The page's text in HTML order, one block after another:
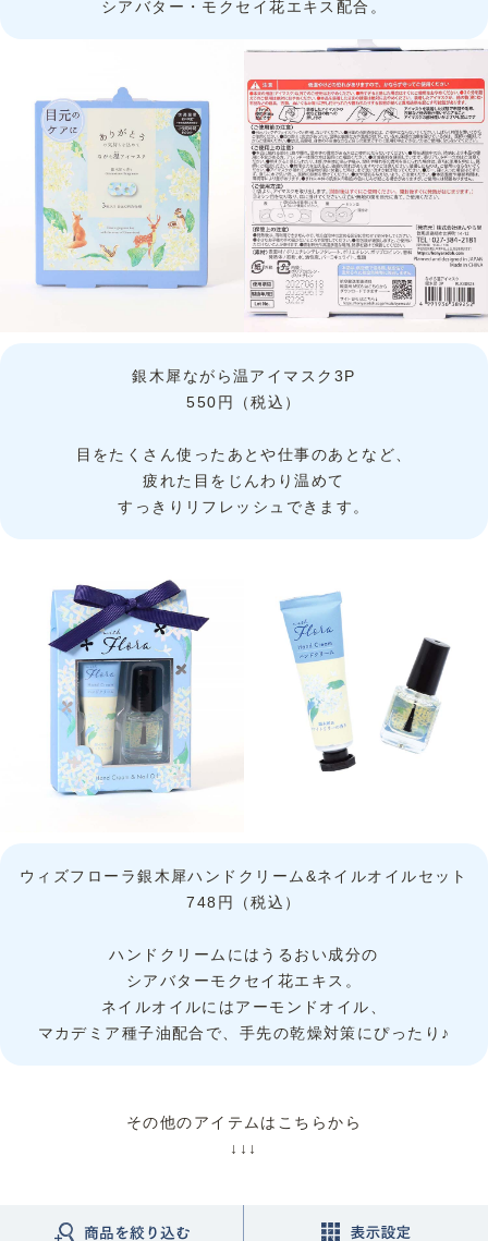
シアバター・モクセイ花エキス配合。
銀木犀ながら温アイマスク3P
550円（税込）
目をたくさん使ったあとや仕事のあとなど、
疲れた目をじんわり温めて
すっきりリフレッシュできます。
ウィズフローラ銀木犀ハンドクリーム&ネイルオイルセット
748円（税込）
ハンドクリームにはうるおい成分の
シアバターモクセイ花エキス。
ネイルオイルにはアーモンドオイル、
マカデミア種子油配合で、手先の乾燥対策にぴったり♪
その他のアイテムはこちらから
↓↓↓